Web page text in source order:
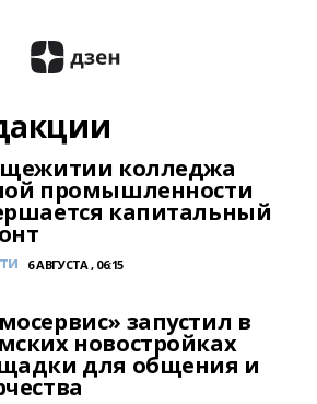
колледжа
промышленности
капитальный
6 АВГУСТА , 06:15
запустил в
новостройках
для общения и